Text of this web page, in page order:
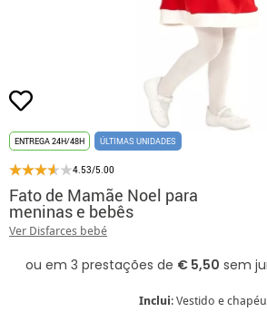
ENTREGA 24H/48H ÚLTIMAS UNIDADES
4.53/5.00
Fato de Mamãe Noel para
meninas e bebês
Ver Disfarces bebé
Inclui: Vestido e chapéu